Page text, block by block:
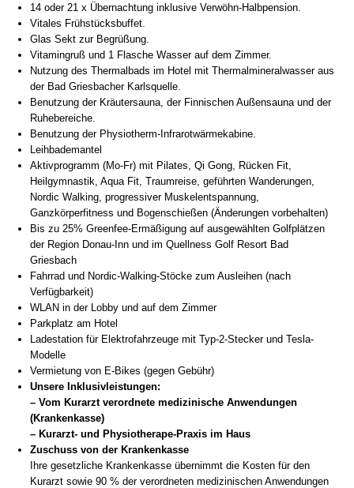
14 oder 21 x Übernachtung inklusive Verwöhn-Halbpension.
Vitales Frühstücksbuffet.
Glas Sekt zur Begrüßung.
Vitamingruß und 1 Flasche Wasser auf dem Zimmer.
Nutzung des Thermalbads im Hotel mit Thermalmineralwasser aus
der Bad Griesbacher Karlsquelle.
Benutzung der Kräutersauna, der Finnischen Außensauna und der
Ruhebereiche.
Benutzung der Physiotherm-Infrarotwärmekabine.
Leihbademantel
Aktivprogramm (Mo-Fr) mit Pilates, Qi Gong, Rücken Fit,
Heilgymnastik, Aqua Fit, Traumreise, geführten Wanderungen,
Nordic Walking, progressiver Muskelentspannung,
Ganzkörperfitness und Bogenschießen (Änderungen vorbehalten)
Bis zu 25% Greenfee-Ermäßigung auf ausgewählten Golfplätzen
der Region Donau-Inn und im Quellness Golf Resort Bad
Griesbach
Fahrrad und Nordic-Walking-Stöcke zum Ausleihen (nach
Verfügbarkeit)
WLAN in der Lobby und auf dem Zimmer
Parkplatz am Hotel
Ladestation für Elektrofahrzeuge mit Typ-2-Stecker und Tesla-
Modelle
Vermietung von E-Bikes (gegen Gebühr)
Unsere Inklusivleistungen:
– Vom Kurarzt verordnete medizinische Anwendungen
(Krankenkasse)
– Kurarzt- und Physiotherape-Praxis im Haus
Zuschuss von der Krankenkasse
Ihre gesetzliche Krankenkasse übernimmt die Kosten für den
Kurarzt sowie 90 % der verordneten medizinischen Anwendungen